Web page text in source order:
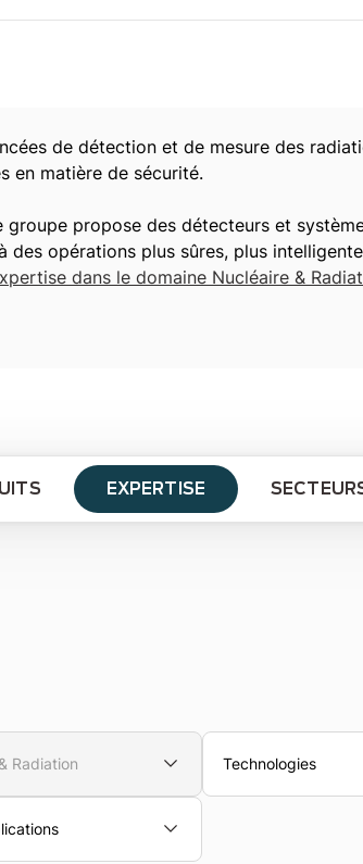
de détection et de mesure des
en matière de sécurité.
groupe propose des détecteurs et
opérations plus sûres, plus
dans le domaine Nucléaire &
EXPERTISE
Radiation Technologies